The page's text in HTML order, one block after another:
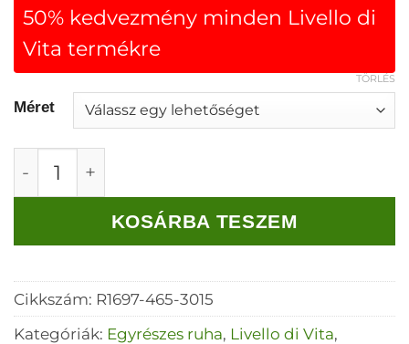
50% kedvezmény minden Livello di
Vita termékre
Méret
TÖRLÉS
Livello mintás V nyakú hosszú ruha,
KOSÁRBA TESZEM
Cikkszám: R1697-465-3015
Kategóriák: Egyrészes ruha, Livello di Vita,